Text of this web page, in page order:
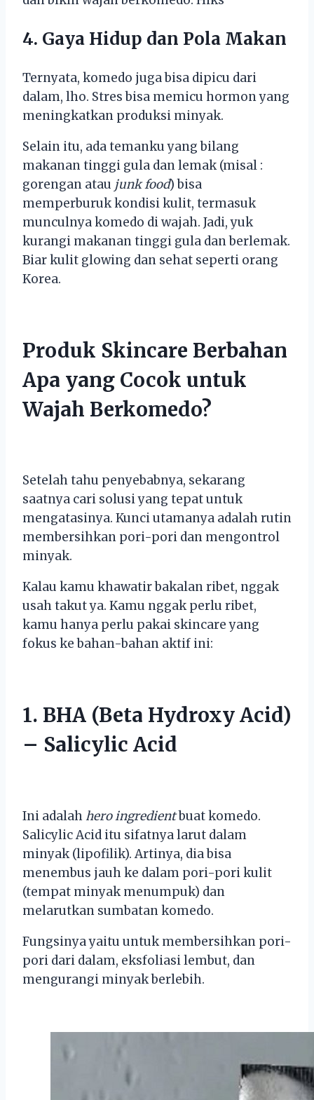
4. Gaya Hidup dan Pola Makan
Ternyata, komedo juga bisa dipicu dari
dalam, lho. Stres bisa memicu hormon yang
meningkatkan produksi minyak.
Selain itu, ada temanku yang bilang
makanan tinggi gula dan lemak (misal :
gorengan atau junk food) bisa
memperburuk kondisi kulit, termasuk
munculnya komedo di wajah. Jadi, yuk
kurangi makanan tinggi gula dan berlemak.
Biar kulit glowing dan sehat seperti orang
Korea.
Produk Skincare Berbahan
Apa yang Cocok untuk
Wajah Berkomedo?
Setelah tahu penyebabnya, sekarang
saatnya cari solusi yang tepat untuk
mengatasinya. Kunci utamanya adalah rutin
membersihkan pori-pori dan mengontrol
minyak.
Kalau kamu khawatir bakalan ribet, nggak
usah takut ya. Kamu nggak perlu ribet,
kamu hanya perlu pakai skincare yang
fokus ke bahan-bahan aktif ini:
1. BHA (Beta Hydroxy Acid)
– Salicylic Acid
Ini adalahhero ingredientbuat komedo.
Salicylic Acid itu sifatnya larut dalam
minyak (lipofilik). Artinya, dia bisa
menembus jauh ke dalam pori-pori kulit
(tempat minyak menumpuk) dan
melarutkan sumbatan komedo.
Fungsinya yaitu untuk membersihkan pori-
pori dari dalam, eksfoliasi lembut, dan
mengurangi minyak berlebih.